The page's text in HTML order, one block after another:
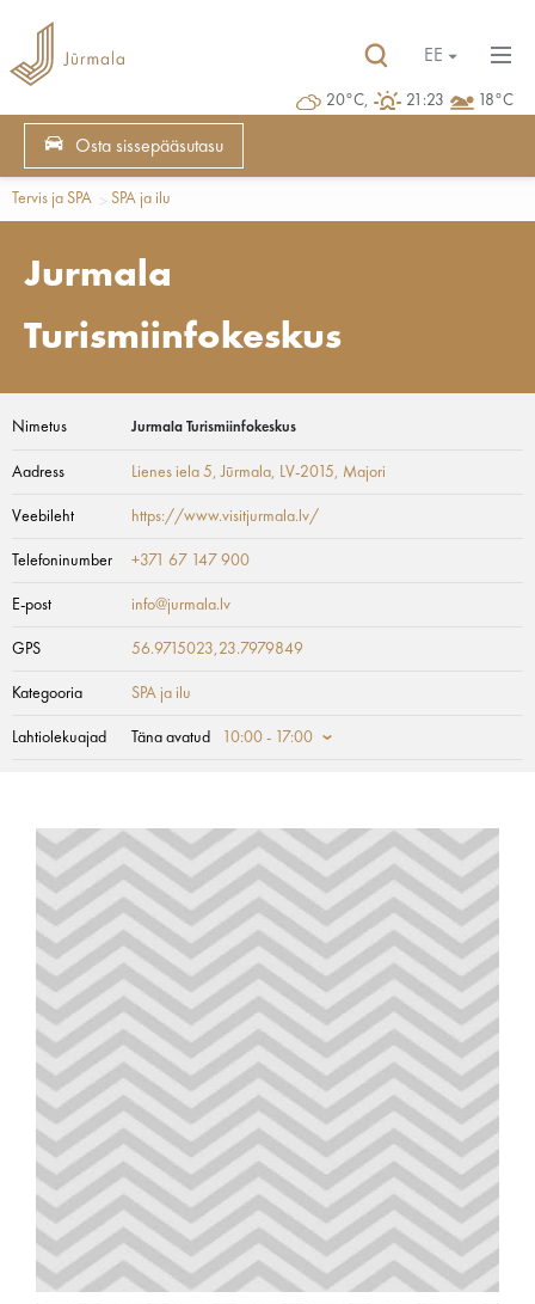
20°C, 21:23 18°C
EE
Osta sissepääsutasu
Tervis ja SPA SPA ja ilu
Jurmala
Turismiinfokeskus
Nimetus Jurmala Turismiinfokeskus
Aadress Lienes iela 5, Jūrmala, LV-2015, Majori
Veebileht https://www.visitjurmala.lv/
Telefoninumber +371 67 147 900
E-post info@jurmala.lv
GPS 56.9715023,23.7979849
Kategooria SPA ja ilu
Lahtiolekuajad Täna avatud 10:00 - 17:00